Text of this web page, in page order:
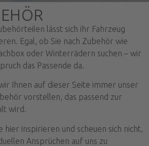
lässt sich ihr Fahrzeug
Egal, ob Sie nach Zubehör wie
oder Winterrädern suchen – wir
das Passende da.
Ihnen auf dieser Seite immer unser
vorstellen, das passend zur
wird.
hier inspirieren und scheuen sich nicht,
Ansprüchen auf uns zu